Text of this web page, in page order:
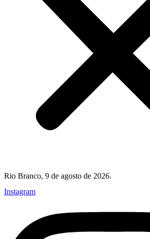
Rio Branco, 9 de agosto de 2026.
Instagram